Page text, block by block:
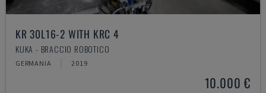
KR 30L16-2 WITH KRC 4
KUKA - BRACCIO ROBOTICO
GERMANIA 2019
10.000 €